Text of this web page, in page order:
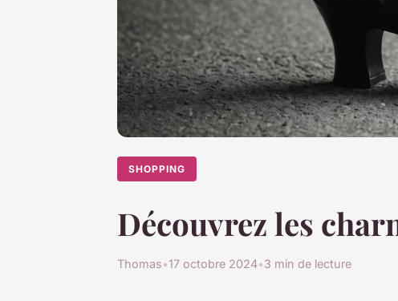
SHOPPING
Découvrez les
Thomas•17 octobre 2024•3 min de lecture